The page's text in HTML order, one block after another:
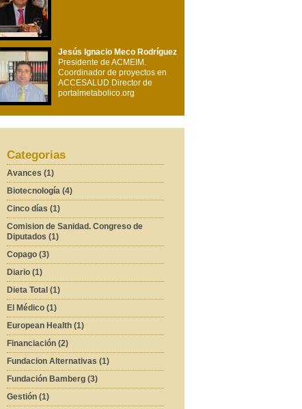
Jesús Ignacio Meco Rodríguez
Presidente de ACMEIM.
Coordinador de proyectos en
ACCESALUD Director de
portalmetabolico.org
Categorias
Avances (1)
Biotecnología (4)
Cinco días (1)
Comision de Sanidad. Congreso de
Diputados (1)
Copago (3)
Diario (1)
Dieta Total (1)
El Médico (1)
European Health (1)
Financiación (2)
Fundacion Alternativas (1)
Fundación Bamberg (3)
Gestión (1)